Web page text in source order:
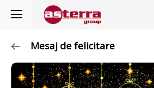
Mesaj de felicitare